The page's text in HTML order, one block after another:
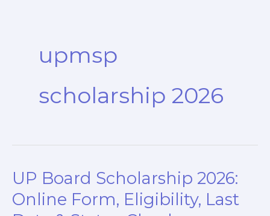
upmsp
scholarship 2026
UP Board Scholarship 2026:
Online Form, Eligibility, Last
UP
Board
Scholarship